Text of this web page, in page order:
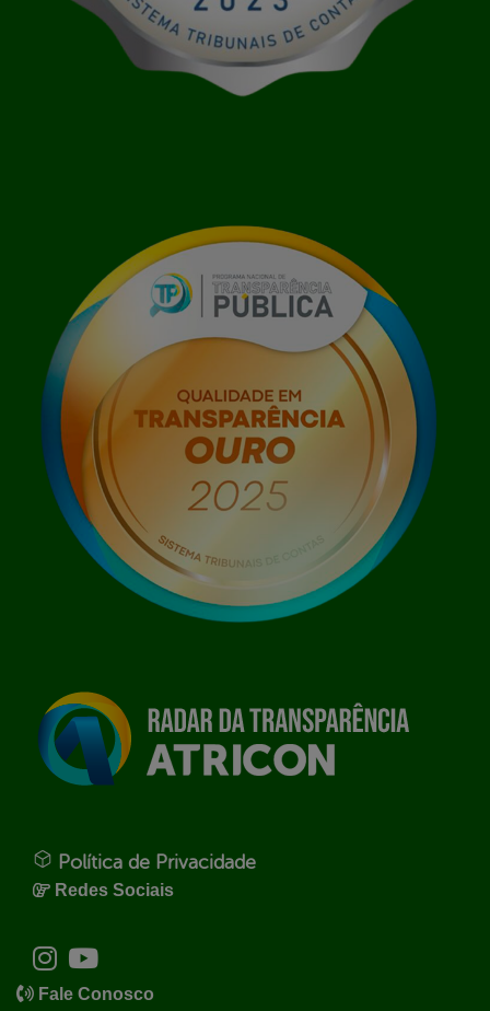
Política de Privacidade
Redes Sociais
Fale Conosco